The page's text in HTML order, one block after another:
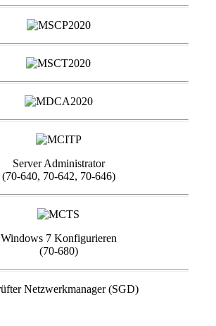
Server Administrator
(70-640, 70-642, 70-646)
Windows 7 Konfigurieren
(70-680)
Netzwerkmanager (SGD)